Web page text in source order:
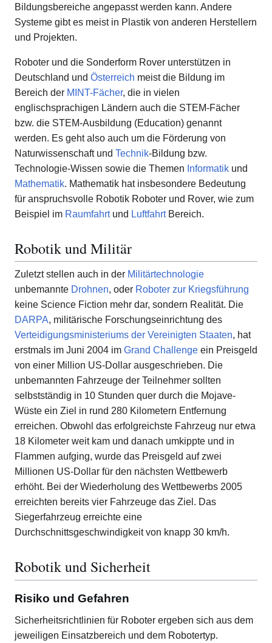
Bildungsbereiche angepasst werden kann. Andere
Systeme gibt es meist in Plastik von anderen Herstellern
und Projekten.
Roboter und die Sonderform Rover unterstützen in
Deutschland und Österreich meist die Bildung im
Bereich der MINT-Fächer, die in vielen
englischsprachigen Ländern auch die STEM-Fächer
bzw. die STEM-Ausbildung (Education) genannt
werden. Es geht also auch um die Förderung von
Naturwissenschaft und Technik-Bildung bzw.
Technologie-Wissen sowie die Themen Informatik und
Mathematik. Mathematik hat insbesondere Bedeutung
für anspruchsvolle Robotik Roboter und Rover, wie zum
Beispiel im Raumfahrtund LuftfahrtBereich.
Robotik und Militär
Zuletzt stellen auch in der Militärtechnologie
unbemannte Drohnen, oder Roboter zur Kriegsführung
keine Science Fiction mehr dar, sondern Realität. Die
DARPA, militärische Forschungseinrichtung des
Verteidigungsministeriums der Vereinigten Staaten, hat
erstmals im Juni 2004 im Grand Challenge ein Preisgeld
von einer Million US-Dollar ausgeschrieben. Die
unbemannten Fahrzeuge der Teilnehmer sollten
selbstständig in 10 Stunden quer durch die Mojave-
Wüste ein Ziel in rund 280 Kilometern Entfernung
erreichen. Obwohl das erfolgreichste Fahrzeug nur etwa
18 Kilometer weit kam und danach umkippte und in
Flammen aufging, wurde das Preisgeld auf zwei
Millionen US-Dollar für den nächsten Wettbewerb
erhöht. Bei der Wiederholung des Wettbewerbs 2005
erreichten bereits vier Fahrzeuge das Ziel. Das
Siegerfahrzeug erreichte eine
Durchschnittsgeschwindigkeit von knapp 30 km/h.
Robotik und Sicherheit
Risiko und Gefahren
Sicherheitsrichtlinien für Roboter ergeben sich aus dem
jeweiligen Einsatzbereich und dem Robotertyp.